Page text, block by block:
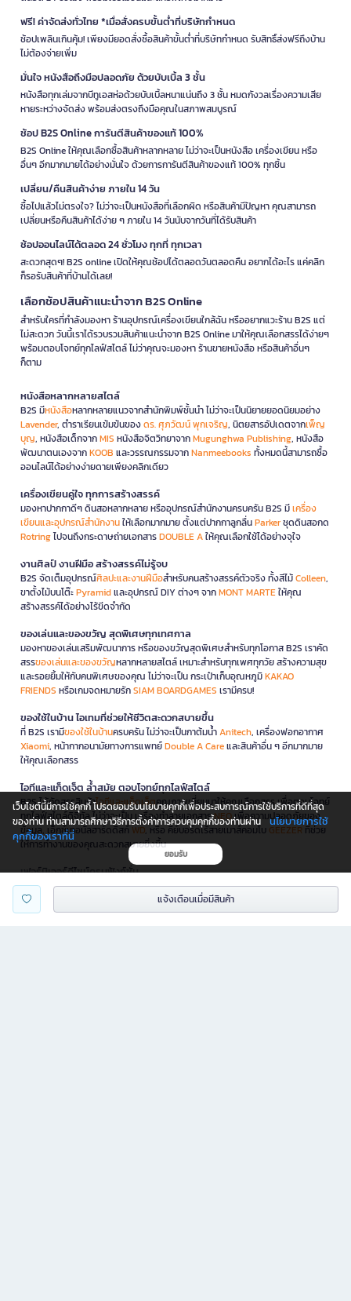
แจ้งเตือนเมื่อมีสินค้า
ฟรี! ค่าจัดส่งทั่วไทย *เมื่อสั่งครบขั้นต่ำที่บริษัทกำหนด
ช้อปเพลินเกินคุ้ม! เพียงมียอดสั่งซื้อสินค้าขั้นต่ำที่บริษัทกำหนด รับสิทธิ์ส่งฟรีถึงบ้าน
ไม่ต้องจ่ายเพิ่ม
มั่นใจ หนังสือถึงมือปลอดภัย ด้วยบับเบิ้ล 3 ชั้น
หนังสือทุกเล่มจากบีทูเอสห่อด้วยบับเบิ้ลหนาแน่นถึง 3 ชั้น หมดกังวลเรื่องความเสีย
หายระหว่างจัดส่ง พร้อมส่งตรงถึงมือคุณในสภาพสมบูรณ์
ช้อป B2S Online การันตีสินค้าของแท้ 100%
B2S Online ให้คุณเลือกซื้อสินค้าหลากหลาย ไม่ว่าจะเป็นหนังสือ เครื่องเขียน หรือ
อื่นๆ อีกมากมายได้อย่างมั่นใจ ด้วยการการันตีสินค้าของแท้ 100% ทุกชิ้น
เปลี่ยน/คืนสินค้าง่าย ภายใน 14 วัน
ซื้อไปแล้วไม่ตรงใจ? ไม่ว่าจะเป็นหนังสือที่เลือกผิด หรือสินค้ามีปัญหา คุณสามารถ
เปลี่ยนหรือคืนสินค้าได้ง่าย ๆ ภายใน 14 วันนับจากวันที่ได้รับสินค้า
ช้อปออนไลน์ได้ตลอด 24 ชั่วโมง ทุกที่ ทุกเวลา
สะดวกสุดๆ! B2S online เปิดให้คุณช้อปได้ตลอดวันตลอดคืน อยากได้อะไร แค่คลิก
ก็รอรับสินค้าที่บ้านได้เลย!
เลือกช้อปสินค้าแนะนำจาก B2S Online
สำหรับใครที่กำลังมองหา ร้านอุปกรณ์เครื่องเขียนใกล้ฉัน หรืออยากแวะร้าน B2S แต่
ไม่สะดวก วันนี้เราได้รวบรวมสินค้าแนะนำจาก B2S Online มาให้คุณเลือกสรรได้ง่ายๆ
พร้อมตอบโจทย์ทุกไลฟ์สไตล์ ไม่ว่าคุณจะมองหา ร้านขายหนังสือ หรือสินค้าอื่นๆ
ก็ตาม
หนังสือหลากหลายสไตล์
B2S มีหนังสือหลากหลายแนวจากสำนักพิมพ์ชั้นนำ ไม่ว่าจะเป็นนิยายยอดนิยมอย่าง
Lavender, ตำราเรียนเข้มข้นของดร. ศุภวัฒน์ พุกเจริญ, นิตยสารอัปเดตจากเพ็ญ
บุญ, หนังสือเด็กจากMIS หนังสือจิตวิทยาจากMugunghwa Publishing, หนังสือ
พัฒนาตนเองจากKOOB และวรรณกรรมจากNanmeebooks ทั้งหมดนี้สามารถซื้อ
ออนไลน์ได้อย่างง่ายดายเพียงคลิกเดียว
เครื่องเขียนคู่ใจ ทุกการสร้างสรรค์
มองหาปากกาดีๆ ดินสอหลากหลาย หรืออุปกรณ์สำนักงานครบครัน B2S มีเครื่อง
เขียนและอุปกรณ์สำนักงานให้เลือกมากมาย ตั้งแต่ปากกาลูกลื่นParkerชุดดินสอกด
Rotringไปจนถึงกระดาษถ่ายเอกสารDOUBLE Aให้คุณเลือกใช้ได้อย่างจุใจ
งานศิลป์ งานฝีมือ สร้างสรรค์ไม่รู้จบ
B2S จัดเต็มอุปกรณ์ศิลปะและงานฝีมือสำหรับคนสร้างสรรค์ตัวจริง ทั้งสีไม้Colleen,
ขาตั้งไม้บนโต๊ะPyramidและอุปกรณ์ DIY ต่างๆ จากMONT MARTEให้คุณ
สร้างสรรค์ได้อย่างไร้ขีดจำกัด
ของเล่นและของขวัญ สุดพิเศษทุกเทศกาล
มองหาของเล่นเสริมพัฒนาการ หรือของขวัญสุดพิเศษสำหรับทุกโอกาส B2S เราคัด
สรรของเล่นและของขวัญหลากหลายสไตล์ เหมาะสำหรับทุกเพศทุกวัย สร้างความสุข
และรอยยิ้มให้กับคนพิเศษของคุณ ไม่ว่าจะเป็น กระเป๋าเก็บอุณหภูมิKAKAO
FRIENDS หรือเกมจดหมายรักSIAM BOARDGAMES เรามีครบ!
ของใช้ในบ้าน ไอเทมที่ช่วยให้ชีวิตสะดวกสบายขึ้น
ที่ B2S เรามีของใช้ในบ้านครบครัน ไม่ว่าจะเป็นกาต้มน้ำAnitech, เครื่องฟอกอากาศ
Xiaomi, หน้ากากอนามัยทางการแพทย์Double A Careและสินค้าอื่น ๆ อีกมากมาย
ให้คุณเลือกสรร
ไอทีและแก็ดเจ็ต ล้ำสมัย ตอบโจทย์ทุกไลฟ์สไตล์
B2S ได้คัดสรรสินค้าไอทีและแก็ดเจ็ตคุณภาพเยี่ยมมาให้คุณเลือกสรร เพื่อตอบโจทย์
ทุกไลฟ์สไตล์ดิจิทัล ไม่ว่าจะเป็น เครื่องทำลายเอกสารNEOเพื่อความปลอดภัยของ
ข้อมูล, เอ็กซ์เทอนัลฮาร์ดดิสก์ WD, หรือ คีย์บอร์ดไร้สายเมาส์คอมโบ GEEZER ที่ช่วย
ให้การทำงานของคุณสะดวกสบายยิ่งขึ้น
เฟอร์นิเจอร์ดีไซน์ครบฟังก์ชั่น
นอกจากนี้ B2S ยังมีเฟอร์นิเจอร์ครบทุกฟังก์ชันให้คุณได้เลือกสรรเพื่อตกแต่งบ้าน
และที่ทำงาน ไม่ว่าจะเป็นโต๊ะทำงานพับได้ จากแบรนด์ONEหรือ เก้าอี้ทำงาน
Furradecก็มีให้เลือกครบครัน
เว็บไซต์นี้มีการใช้คุกกี้ โปรดยอมรับนโยบายคุกกี้เพื่อประสบการณ์การใช้บริการที่ดีที่สุด
ของท่าน ท่านสามารถศึกษาวิธีการตั้งค่าการควบคุมคุกกี้ของท่านผ่าน นโยบายการใช้
คุกกี้ของเราที่นี่
ยอมรับ